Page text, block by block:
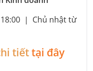
| Chủ nhật từ
tiếttại đây